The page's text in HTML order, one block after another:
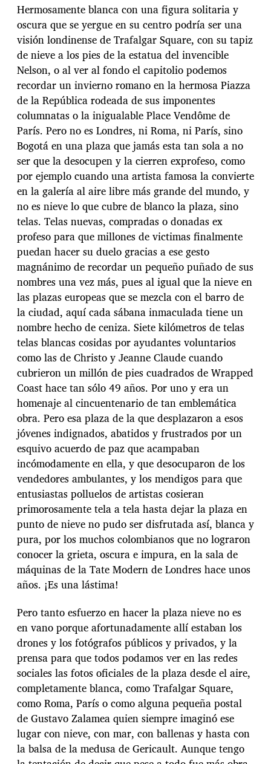
Hermosamente blanca con una figura solitaria y
oscura que se yergue en su centro podría ser una
visión londinense de Trafalgar Square, con su tapiz
de nieve a los pies de la estatua del invencible
Nelson, o al ver al fondo el capitolio podemos
recordar un invierno romano en la hermosa Piazza
de la República rodeada de sus imponentes
columnatas o la inigualable Place Vendôme de
París. Pero no es Londres, ni Roma, ni París, sino
Bogotá en una plaza que jamás esta tan sola a no
ser que la desocupen y la cierren exprofeso, como
por ejemplo cuando una artista famosa la convierte
en la galería al aire libre más grande del mundo, y
no es nieve lo que cubre de blanco la plaza, sino
telas. Telas nuevas, compradas o donadas ex
profeso para que millones de victimas finalmente
puedan hacer su duelo gracias a ese gesto
magnánimo de recordar un pequeño puñado de sus
nombres una vez más, pues al igual que la nieve en
las plazas europeas que se mezcla con el barro de
la ciudad, aquí cada sábana inmaculada tiene un
nombre hecho de ceniza. Siete kilómetros de telas
telas blancas cosidas por ayudantes voluntarios
como las de Christo y Jeanne Claude cuando
cubrieron un millón de pies cuadrados de Wrapped
Coast hace tan sólo 49 años. Por uno y era un
homenaje al cincuentenario de tan emblemática
obra. Pero esa plaza de la que desplazaron a esos
jóvenes indignados, abatidos y frustrados por un
esquivo acuerdo de paz que acampaban
incómodamente en ella, y que desocuparon de los
vendedores ambulantes, y los mendigos para que
entusiastas polluelos de artistas cosieran
primorosamente tela a tela hasta dejar la plaza en
punto de nieve no pudo ser disfrutada así, blanca y
pura, por los muchos colombianos que no lograron
conocer la grieta, oscura e impura, en la sala de
máquinas de la Tate Modern de Londres hace unos
años. ¡Es una lástima!
Pero tanto esfuerzo en hacer la plaza nieve no es
en vano porque afortunadamente allí estaban los
drones y los fotógrafos públicos y privados, y la
prensa para que todos podamos ver en las redes
sociales las fotos oficiales de la plaza desde el aire,
completamente blanca, como Trafalgar Square,
como Roma, París o como alguna pequeña postal
de Gustavo Zalamea quien siempre imaginó ese
lugar con nieve, con mar, con ballenas y hasta con
la balsa de la medusa de Gericault. Aunque tengo